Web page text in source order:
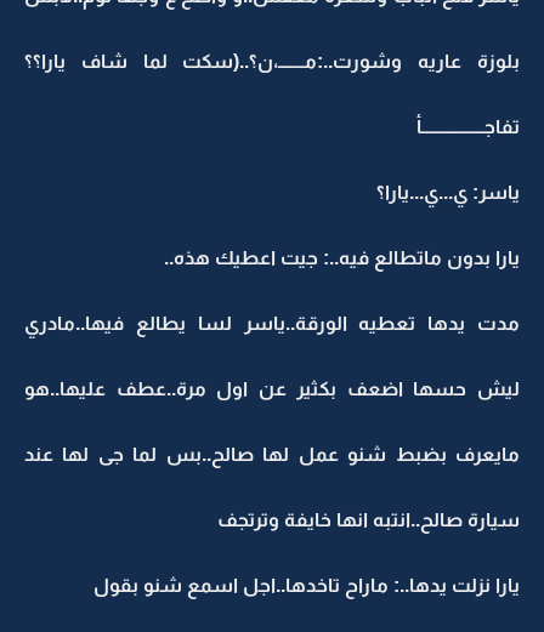
بلوزة عاريه وشورت..:مـــــــ،ن؟..(سكت لما شاف يارا؟؟
تفاجـــــــــــــــــأ
ياسر: ي...ي...يارا؟
يارا بدون ماتطالع فيه..: جيت اعطيك هذه..
مدت يدها تعطيه الورقة..ياسر لسا يطالع فيها..مادري
ليش حسها اضعف بكثير عن اول مرة..عطف عليها..هو
مايعرف بضبط شنو عمل لها صالح..بس لما جى لها عند
سيارة صالح..انتبه انها خايفة وترتجف
يارا نزلت يدها..: ماراح تاخدها..اجل اسمع شنو بقول